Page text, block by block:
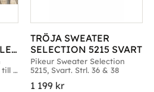
till
TRÖJA SWEATER
SELECTION 5215 SVART
Pikeur Sweater Selection
5215, Svart. Strl. 36 & 38
1 199kr